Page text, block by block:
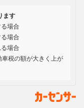
ます
場合
場合
場合
車税の額が大きく上が